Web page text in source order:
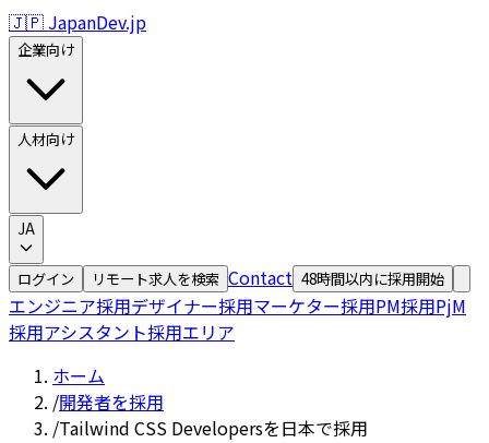
🇯🇵 JapanDev.jp
企業向け
人材向け
JA
ログイン リモート求人を検索 Contact 48時間以内に採用開始
エンジニア採用デザイナー採用マーケター採用PM採用PjM
採用アシスタント採用エリア
ホーム
/開発者を採用
/Tailwind CSS Developersを日本で採用